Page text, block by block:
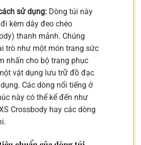
sử dụng:Dòng túi này
kèm dây đeo chéo
thanh mảnh. Chúng
trò như một món trang sức
nhấn cho bộ trang phục
vật dụng lưu trữ đồ đạc
Các dòng nổi tiếng ở
này có thể kể đến như
Crossbody hay các dòng